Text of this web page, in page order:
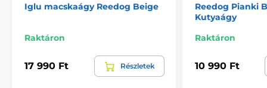
alábbi táblázatot. (*Kézzel varrott termékek, így a
méretek maximálisan 2 - 4 cm-el eltérhetnek.)
Iglu macskaágy Reedog Beige
Raktáron
17 990 Ft Részletek
Reedog Pianki
Kutyaágy
Raktáron
10 990 Ft